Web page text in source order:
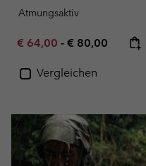
Atmungsaktiv
Minimum sale price:
€ 64,00 - Maximum price:
€ 80,00
Vergleichen